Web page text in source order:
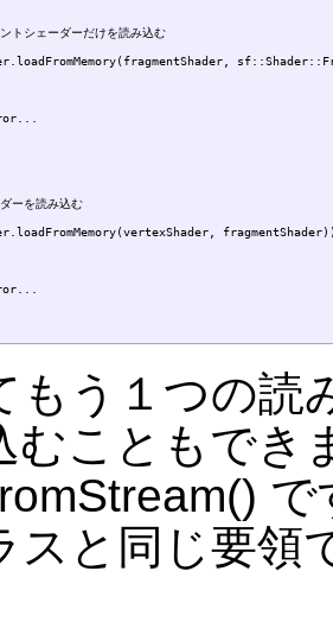
トシェーダーだけを読み込む
ーを読み込む
もう１つの読
むこともでき
スと同じ要領